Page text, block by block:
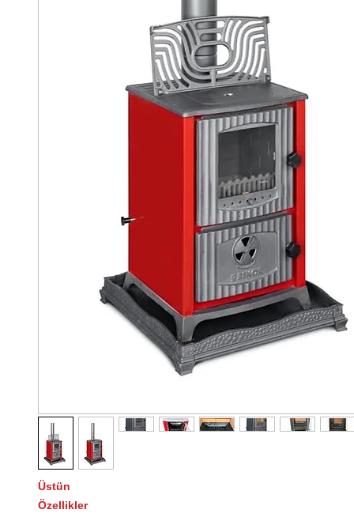
Üstün
Özellikler